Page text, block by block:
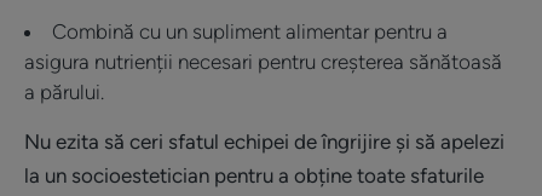
Combină cu un supliment alimentar pentru a
asigura nutrienții necesari pentru creșterea sănătoasă
a părului.
Nu ezita să ceri sfatul echipei de îngrijire și să apelezi
la un socioestetician pentru a obține toate sfaturile